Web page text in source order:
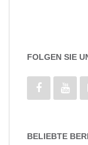
FOLGEN SIE
BELIEBTE